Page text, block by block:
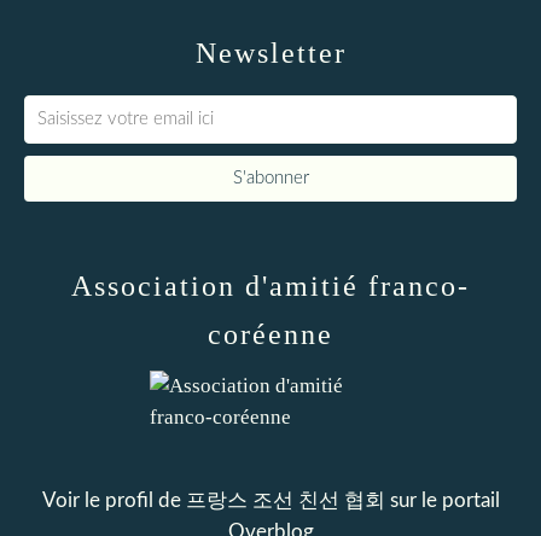
Newsletter
Association d'amitié franco-
coréenne
Voir le profil de 프랑스 조선 친선 협회 sur le portail
Overblog